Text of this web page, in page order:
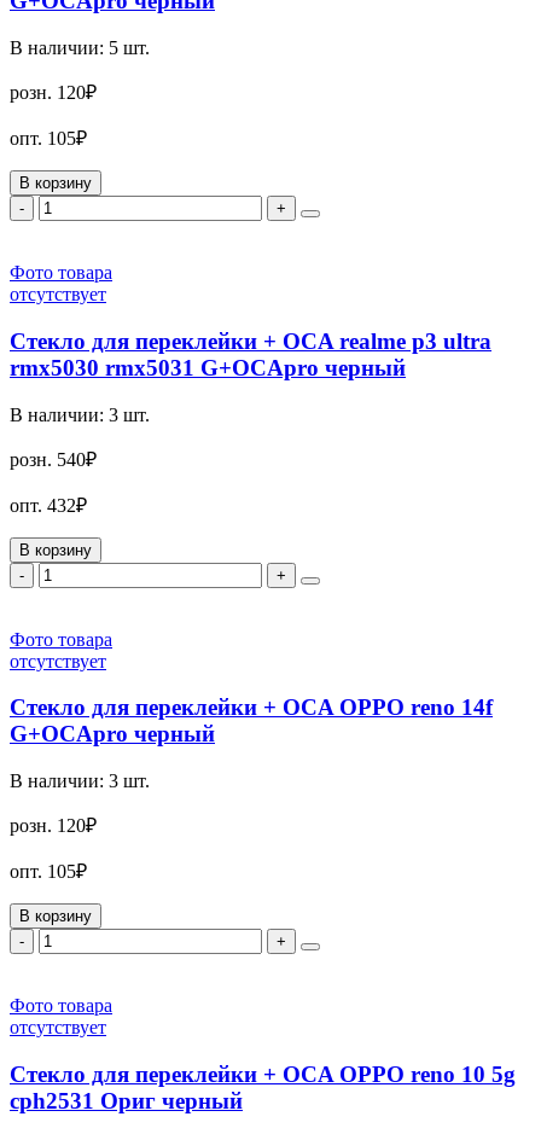
В наличии: 5 шт.
розн. 120₽
опт. 105₽
В корзину
-
+
Фото товара
отсутствует
Стекло для переклейки + OCA realme p3 ultra
rmx5030 rmx5031 G+OCApro черный
В наличии: 3 шт.
розн. 540₽
опт. 432₽
В корзину
-
+
Фото товара
отсутствует
Стекло для переклейки + OCA OPPO reno 14f
G+OCApro черный
В наличии: 3 шт.
розн. 120₽
опт. 105₽
В корзину
-
+
Фото товара
отсутствует
Стекло для переклейки + OCA OPPO reno 10 5g
cph2531 Ориг черный